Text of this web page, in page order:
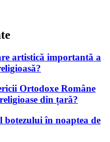
artistică importantă a
Ortodoxe Române
din țară?
în noaptea de